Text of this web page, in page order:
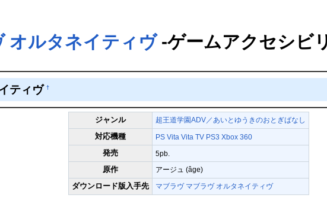
オルタネイティヴ-ゲームアクセシビ
ティヴ†
ジャンル 超王道学園ADV／あいとゆうきのおとぎばなし
対応機種 PS Vita Vita TV PS3 Xbox 360
発売 5pb.
原作 アージュ (âge)
ダウンロード版入手先 マブラヴ マブラヴ オルタネイティヴ